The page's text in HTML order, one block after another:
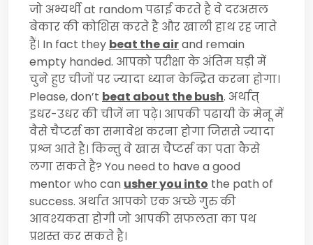
जो अभ्यर्थीat randomपढाई करते है वे दरअसल
बेकार की कोशिस करते है और खाली हाथ रह जाते
हैं। In fact they beat the airand remain
empty handed. आपको परीक्षा के अंतिम घड़ी में
चुने हुए चीजों पर ज्यादा ध्यान केन्द्रित करना होगा।
Please, don’t beat about the bush. अर्थात्
इधर-उधर की चीजें ना पढ़े। आपकी पढायी के मेनू में
वैसे चैप्टर्स का समावेश करना होगा जिससे ज्यादा
प्रश्न आते है। किन्तु वे खास चैप्टर्स का पता कैसे
लगा सकते है? You need to have a good
mentor who can usher you into the path of
success. अर्थात आपको एक अच्छे गुरु की
आवश्यकता होगी जो आपकी सफलता का पथ
प्रशस्त कर सकते है।